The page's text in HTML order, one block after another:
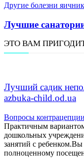
Другие болезни
Лучшие
ЭТО ВАМ
Лучший садик
azbuka-child.od.ua
Вопросы контрацепции
Практичным вариантом
дошкольных
занятий с
полноценному